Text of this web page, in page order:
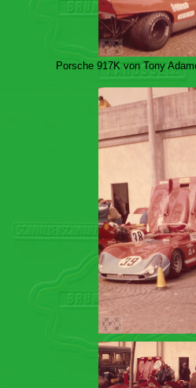
Porsche 917K von Tony